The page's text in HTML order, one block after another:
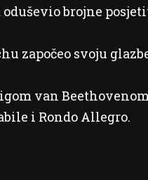
brojne
započeo svoju
van
i Rondo Allegro.